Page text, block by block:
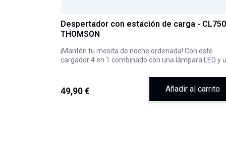
Despertador con estación de carga -
THOMSON
¡Mantén tu mesita de noche ordenada! Con este
cargador 4 en 1 combinado con una lámpara LED y
aprovechar al máximo el espacio en cualquier
49,90 € Añadir al carrito